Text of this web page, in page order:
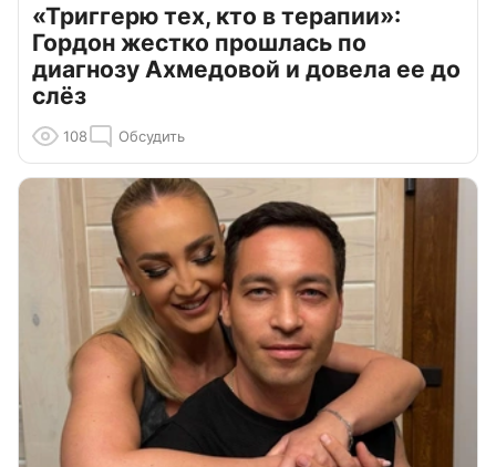
«Триггерю тех, кто в терапии»:
Гордон жестко прошлась по
диагнозу Ахмедовой и довела ее до
слёз
108 Обсудить